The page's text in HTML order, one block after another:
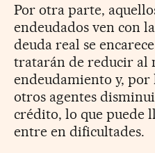
Por otra parte,
endeudados ven con
deuda real se
tratarán de reducir al
endeudamiento y, por
otros agentes
crédito, lo que puede
entre en dificultades.